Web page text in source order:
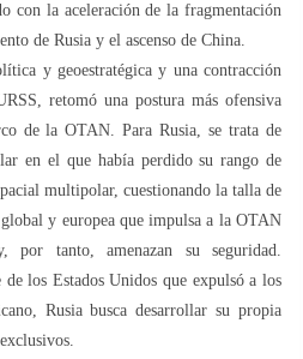
con la aceleración de la fragmentación
de Rusia y el ascenso de China.
y geoestratégica y una contracción
retomó una postura más ofensiva
de la OTAN. Para Rusia, se trata de
en el que había perdido su rango de
multipolar, cuestionando la talla de
y europea que impulsa a la OTAN
tanto, amenazan su seguridad.
los Estados Unidos que expulsó a los
Rusia busca desarrollar su propia